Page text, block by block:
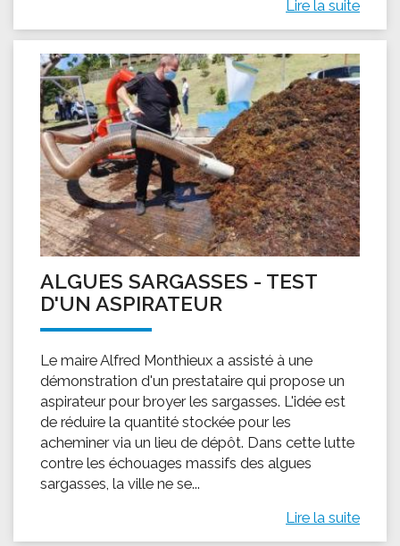
Lire la suite
ALGUES SARGASSES - TEST
D'UN ASPIRATEUR
Le maire Alfred Monthieux a assisté à une
démonstration d'un prestataire qui propose un
aspirateur pour broyer les sargasses. L'idée est
de réduire la quantité stockée pour les
acheminer via un lieu de dépôt. Dans cette lutte
contre les échouages massifs des algues
sargasses, la ville ne se...
Lire la suite